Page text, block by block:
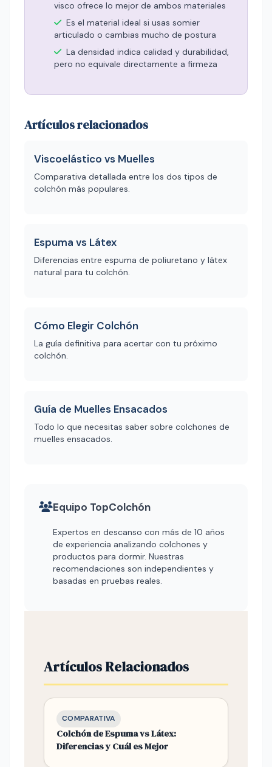
visco ofrece lo mejor de ambos materiales
Es el material ideal si usas somier
articulado o cambias mucho de postura
La densidad indica calidad y durabilidad,
pero no equivale directamente a firmeza
Artículos relacionados
Viscoelástico vs Muelles
Comparativa detallada entre los dos tipos de
colchón más populares.
Espuma vs Látex
Diferencias entre espuma de poliuretano y látex
natural para tu colchón.
Cómo Elegir Colchón
La guía definitiva para acertar con tu próximo
colchón.
Guía de Muelles Ensacados
Todo lo que necesitas saber sobre colchones de
muelles ensacados.
Equipo TopColchón
Expertos en descanso con más de 10 años
de experiencia analizando colchones y
productos para dormir. Nuestras
recomendaciones son independientes y
basadas en pruebas reales.
Artículos Relacionados
COMPARATIVA
Colchón de Espuma vs Látex:
Diferencias y Cuál es Mejor